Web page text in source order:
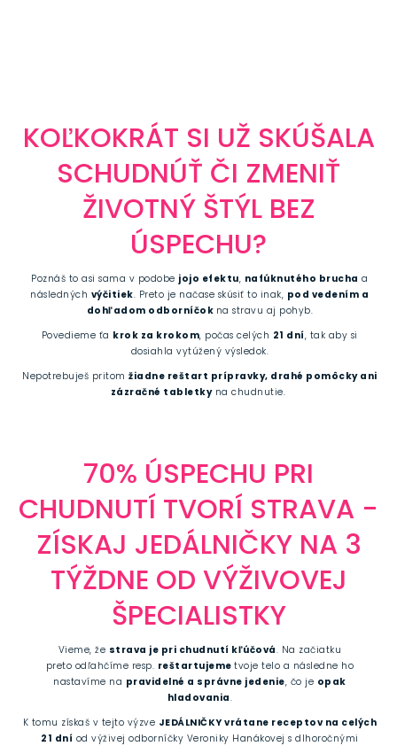
KOĽKOKRÁT SI UŽ SKÚŠALA
SCHUDNÚŤ ČI ZMENIŤ
ŽIVOTNÝ ŠTÝL BEZ
ÚSPECHU?
Poznáš to asi sama v podobe jojo efektu, nafúknutého brucha a
následných výčitiek. Preto je načase skúsiť to inak, pod vedením a
dohľadom odborníčok na stravu aj pohyb.
Povedieme ťa krok za krokom, počas celých 21 dní, tak aby si
dosiahla vytúžený výsledok.
Nepotrebuješ pritomžiadne reštart prípravky, drahé pomôcky ani
zázračné tabletkyna chudnutie.
70% ÚSPECHU PRI
CHUDNUTÍ TVORÍ STRAVA -
ZÍSKAJ JEDÁLNIČKY NA 3
TÝŽDNE OD VÝŽIVOVEJ
ŠPECIALISTKY
Vieme, že strava je pri chudnutí kľúčová. Na začiatku
preto odľahčíme resp. reštartujemetvoje telo a následne ho
nastavíme na pravidelné a správne jedenie, čo je opak
hladovania.
K tomu získaš v tejto výzve JEDÁLNIČKY vrátane receptov na celých
21 dní od výživej odborníčky Veroniky Hanákovej s dlhoročnými